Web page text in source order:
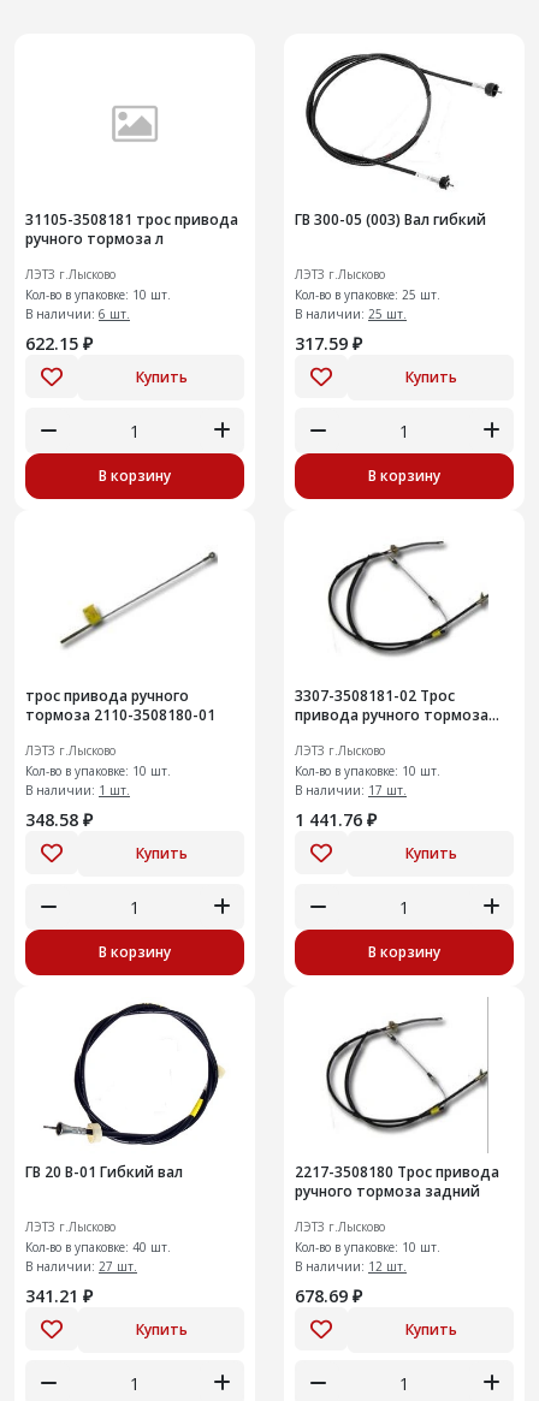
31105-3508181 трос привода
ручного тормоза л
ЛЭТЗ г.Лысково
Кол-во в упаковке: 10 шт.
В наличии: 6 шт.
622.15 ₽
Купить
В корзину
ГВ 300-05 (003) Вал гибкий
ЛЭТЗ г.Лысково
Кол-во в упаковке: 25 шт.
В наличии: 25 шт.
317.59 ₽
Купить
В корзину
трос привода ручного
тормоза 2110-3508180-01
ЛЭТЗ г.Лысково
Кол-во в упаковке: 10 шт.
В наличии: 1 шт.
348.58 ₽
Купить
В корзину
3307-3508181-02 Трос
привода ручного тормоза
ЛЭТЗ г.Лысково
Кол-во в упаковке: 10 шт.
В наличии: 17 шт.
1 441.76 ₽
Купить
В корзину
ГВ 20 В-01 Гибкий вал
ЛЭТЗ г.Лысково
Кол-во в упаковке: 40 шт.
В наличии: 27 шт.
341.21 ₽
Купить
2217-3508180 Трос привода
ручного тормоза задний
ЛЭТЗ г.Лысково
Кол-во в упаковке: 10 шт.
В наличии: 12 шт.
678.69 ₽
Купить